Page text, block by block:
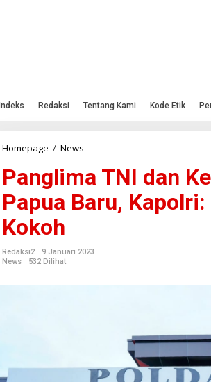
Indeks Redaksi Tentang Kami Kode Etik
Homepage / News
n
g
l
i
T
d
Panglima TNI dan
Papua Baru,
Kokoh
Redaksi2
9 Januari 2023
News
532 Dilihat